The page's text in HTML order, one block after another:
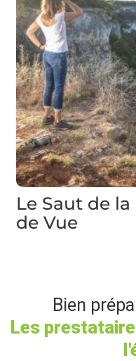
Le Saut de
de Vue
Bien
Les